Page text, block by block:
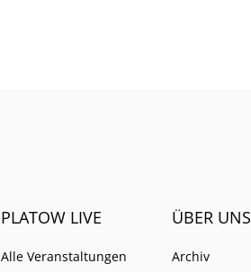
PLATOW LIVE
Alle Veranstaltungen
ÜBER UNS
Archiv